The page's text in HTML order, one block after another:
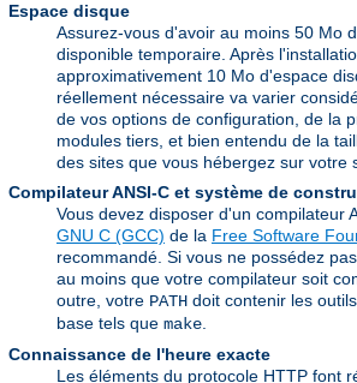
Espace disque
Assurez-vous d'avoir au moins 50 Mo
disponible temporaire. Après
approximativement 10 Mo d'espace
réellement nécessaire va varier
de vos options de configuration, de la
modules tiers, et bien entendu de la
des sites que vous hébergez sur votre
Compilateur ANSI-C et système de
Vous devez disposer d'un compilateur
GNU C (GCC) de la Free Software
recommandé. Si vous ne possédez
au moins que votre compilateur soit
outre, votre PATH doit contenir les
base tels que make.
Connaissance de l'heure exacte
Les éléments du protocole HTTP font